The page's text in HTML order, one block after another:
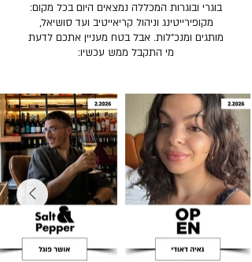
בוגרי ובוגרות המכללה נמצאים היום בכל מקום:
מקופירייטינג וניהול קריאייטיב ועד סושיאל,
מותגים ומנכ״לות. אבל בטח מעניין אתכם לדעת
מי התקבל ממש עכשיו: